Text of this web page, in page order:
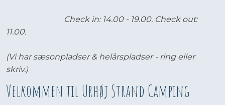
Check in: 14.00 - 19.00. Check out:
11.00.
(Vi har sæsonpladser & helårspladser - ring eller
skriv.)
​Velkommen til Urhøj Strand Camping